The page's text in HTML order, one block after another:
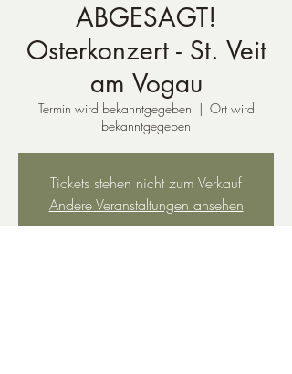
ABGESAGT!
Osterkonzert - St. Veit
am Vogau
Termin wird bekanntgegeben
  |
Ort wird
bekanntgegeben
Tickets stehen nicht zum Verkauf
Andere Veranstaltungen ansehen